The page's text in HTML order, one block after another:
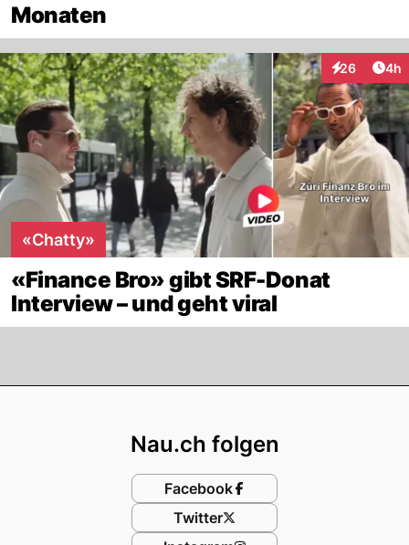
Monaten
26
Interaktionen
4h
«Chatty»
«Finance Bro» gibt SRF-Donat
Interview – und geht viral
Nau.ch folgen
Facebook
Twitter